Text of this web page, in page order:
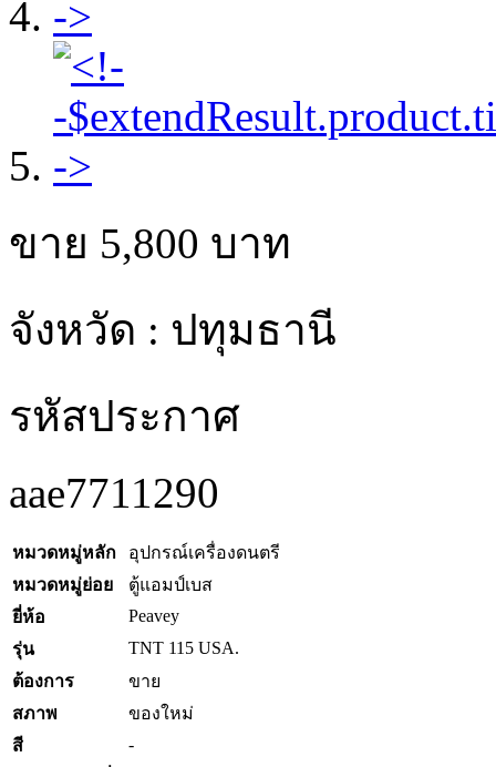
ขาย 5,800 บาท
จังหวัด : ปทุมธานี
รหัสประกาศ
aae7711290
หมวดหมู่หลัก
อุปกรณ์เครื่องดนตรี
หมวดหมู่ย่อย
ตู้แอมป์เบส
ยี่ห้อ
Peavey
รุ่น
TNT 115 USA.
ต้องการ
ขาย
สภาพ
ของใหม่
สี
-